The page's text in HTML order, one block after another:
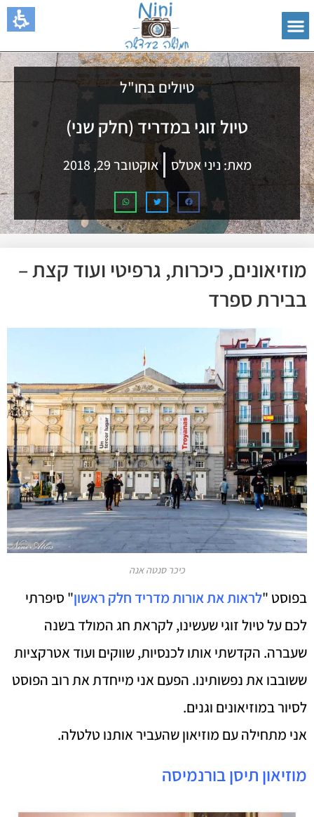
טיולים בחו"ל
טיול זוגי במדריד (חלק שני)
מאת:ניני אטלס אוקטובר 29, 2018
מוזיאונים, כיכרות, גרפיטי ועוד קצת –
בבירת ספרד
כיכר סנטה אנה
בפוסט "לראות את אורות מדריד חלק ראשון" סיפרתי
לכם על טיול זוגי שעשינו, לקראת חג המולד בשנה
שעברה. הקדשתי אותו לכנסיות, שווקים ועוד אטרקציות
ששובבו את נפשותינו. הפעם אני מייחדת את רוב הפוסט
לסיור במוזיאונים וגנים.
אני מתחילה עם מוזיאון שהעביר אותנו טלטלה.
מוזיאון תיסן בורנמיסה